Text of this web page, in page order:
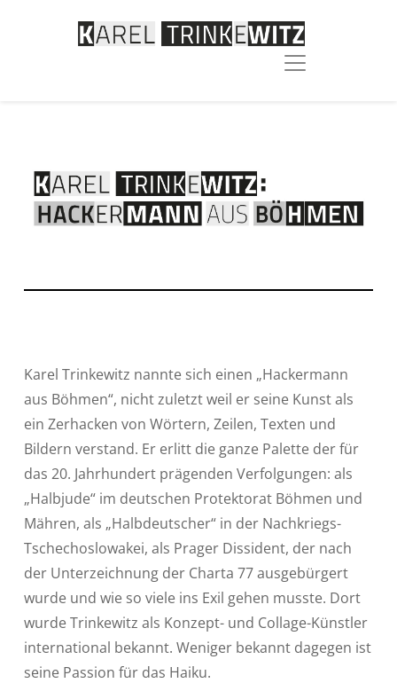
Karel Trinkewitz nannte sich einen „Hackermann
aus Böhmen“, nicht zuletzt weil er seine Kunst als
ein Zerhacken von Wörtern, Zeilen, Texten und
Bildern verstand. Er erlitt die ganze Palette der für
das 20. Jahrhundert prägenden Verfolgungen: als
„Halbjude“ im deutschen Protektorat Böhmen und
Mähren, als „Halbdeutscher“ in der Nachkriegs-
Tschechoslowakei, als Prager Dissident, der nach
der Unterzeichnung der Charta 77 ausgebürgert
wurde und wie so viele ins Exil gehen musste. Dort
wurde Trinkewitz als Konzept- und Collage-Künstler
international bekannt. Weniger bekannt dagegen ist
seine Passion für das Haiku.